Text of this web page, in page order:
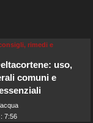
rimedi e
uso,
comuni e
7:56